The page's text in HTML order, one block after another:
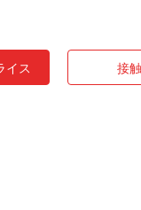
イス 接触